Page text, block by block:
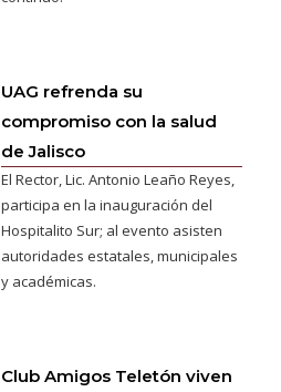
UAG refrenda su
compromiso con la salud
de Jalisco
El Rector, Lic. Antonio Leaño Reyes,
participa en la inauguración del
Hospitalito Sur; al evento asisten
autoridades estatales, municipales
y académicas.
Club Amigos Teletón viven